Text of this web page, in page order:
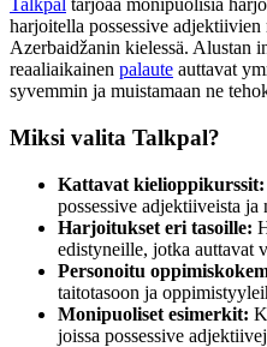
Talkpal tarjoaa monipuolisia
harjoitella possessive adjektiivien
Azerbaidžanin kielessä. Alustan
reaaliaikainen palaute auttavat
syvemmin ja muistamaan ne
Miksi valita Talkpal?
Kattavat kielioppikurssit:
possessive adjektiiveista
Harjoitukset eri tasoille:
edistyneille, jotka auttavat
Personoitu
taitotasoon ja
Monipuoliset esimerkit:
joissa possessive